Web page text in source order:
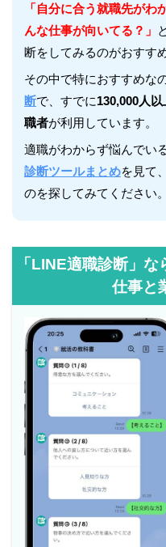
「自分に合う就職先が
んな仕事が向いてる？」
断をしてみるのがおすす
その中で特におすすめな
断で、すでに130,000人
職者が利用しています。
適職がわからず悩んでい
診断ツールまとめを見て
のを探してみてください。
「LINE適職診断」
仕事と